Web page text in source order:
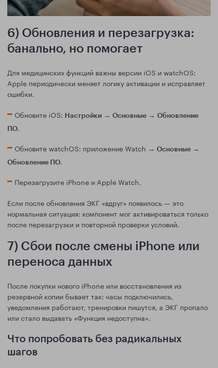
6) Обновления и перезагрузка:
банально, но помогает
Для медицинских функций важны версии iOS и watchOS:
Apple периодически меняет логику активации и исправляет
ошибки.
Обновите iOS: Настройки → Основные → Обновление
ПО.
Обновите watchOS: приложение Watch → Основные →
Обновление ПО.
Перезагрузите iPhone и Apple Watch.
Если после обновления ЭКГ «вдруг» появилось — это
нормальная ситуация: компонент мог активироваться только
после перезагрузки и повторной проверки условий.
7) Сбои после смены iPhone или
переноса данных
После покупки нового iPhone или восстановления из
резервной копии бывает так: часы подключились,
уведомления работают, тренировки пишутся, а ЭКГ пропало
или стало выдавать «Функция недоступна».
Что попробовать без радикальных
шагов